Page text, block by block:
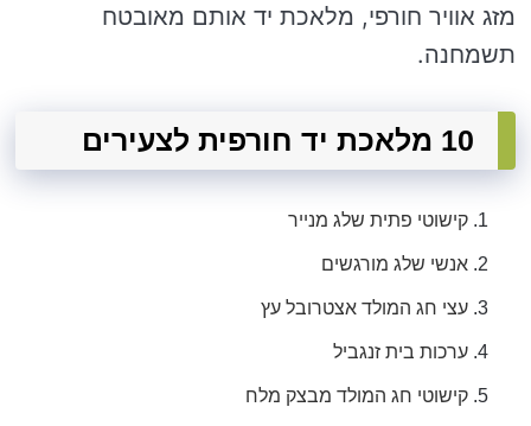
מזג אוויר חורפי, מלאכת יד אותם מאובטח
תשמחנה.
10 מלאכת יד חורפית לצעירים
קישוטי פתית שלג מנייר
אנשי שלג מורגשים
עצי חג המולד אצטרובל עץ
ערכות בית זנגביל
קישוטי חג המולד מבצק מלח